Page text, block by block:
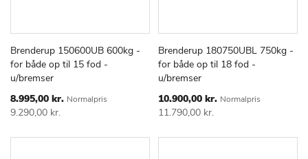
Læg i kurv
TILFØJ
LISTE
SAMMENLIGN
Brenderup 150600UB 600kg -
for både op til 15 fod -
u/bremser
Special
Price
8.995,00 kr. Normalpris
9.290,00 kr.
Læg i kurv
TILFØJ
LISTE
Brenderup 180750UBL 750kg -
for både op til 18 fod -
u/bremser
Special
Price
10.900,00 kr. Normalpris
11.790,00 kr.